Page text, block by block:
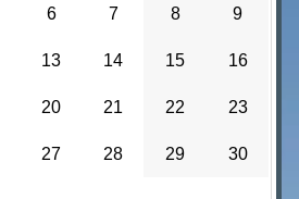
6 7 8 9
13 14 15 16
20 21 22 23
27 28 29 30